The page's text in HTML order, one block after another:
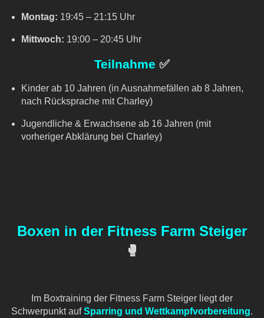
Montag: 19:45 – 21:15 Uhr
Mittwoch: 19:00 – 20:45 Uhr
Teilnahme ✅
Kinder ab 10 Jahren (in Ausnahmefällen ab 8 Jahren,
nach Rücksprache mit Charley)
Jugendliche & Erwachsene ab 16 Jahren (mit
vorheriger Abklärung bei Charley)
Boxen in der Fitness Farm Steiger
🥊
Im Boxtraining der Fitness Farm Steiger liegt der
Schwerpunkt aufSparring und Wettkampfvorbereitung.